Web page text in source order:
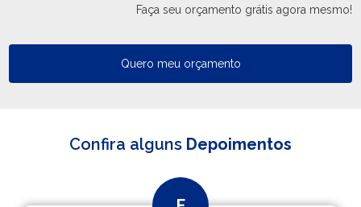
Faça seu orçamento grátis agora mesmo!
Quero meu orçamento
Confira alguns Depoimentos